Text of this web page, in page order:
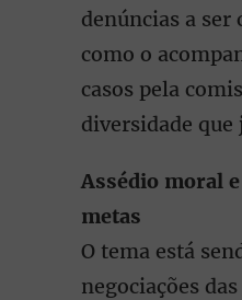
denúncias a ser
como o
casos pela
diversidade que
Assédio moral
metas
O tema está
negociações